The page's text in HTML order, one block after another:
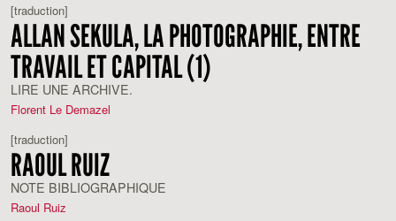
[traduction]
ALLAN SEKULA, LA PHOTOGRAPHIE, ENTRE
TRAVAIL ET CAPITAL (1)
LIRE UNE ARCHIVE.
Florent Le Demazel
[traduction]
RAOUL RUIZ
NOTE BIBLIOGRAPHIQUE
Raoul Ruiz